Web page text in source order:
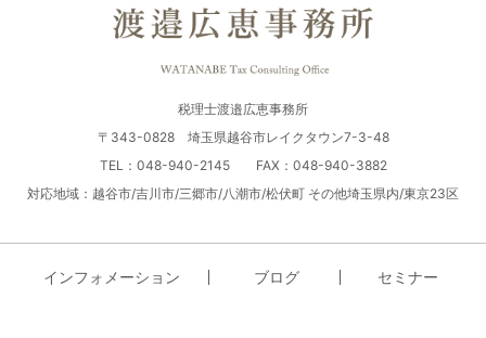
税理士渡邉広恵事務所
〒343-0828 埼玉県越谷市レイクタウン7-3-48
TEL：048-940-2145 FAX：048-940-3882
対応地域：越谷市/吉川市/三郷市/八潮市/松伏町 その他埼玉県内/東京23区
インフォメーション ブログ セミナー